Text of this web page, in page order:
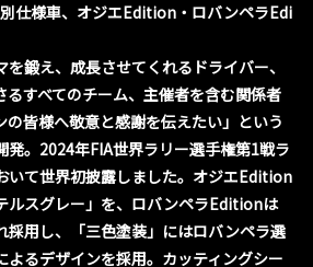
仕様車、オジエEdition・ロバンペラEdi
を鍛え、成長させてくれるドライバー、
るすべてのチーム、主催者を含む関係者
の皆様へ敬意と感謝を伝えたい」という
発。2024年FIA世界ラリー選手権第1戦ラ
いて世界初披露しました。オジエEdition
ルスグレー」を、ロバンペラEditionは
採用し、「三色塗装」にはロバンペラ選
よるデザインを採用。カッティングシー